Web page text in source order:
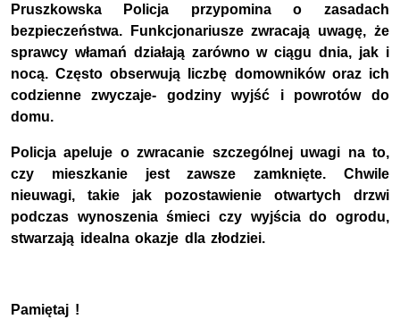
Pruszkowska Policja przypomina o zasadach
bezpieczeństwa. Funkcjonariusze zwracają uwagę, że
sprawcy włamań działają zarówno w ciągu dnia, jak i
nocą. Często obserwują liczbę domowników oraz ich
codzienne zwyczaje- godziny wyjść i powrotów do
domu.
Policja apeluje o zwracanie szczególnej uwagi na to,
czy mieszkanie jest zawsze zamknięte. Chwile
nieuwagi, takie jak pozostawienie otwartych drzwi
podczas wynoszenia śmieci czy wyjścia do ogrodu,
stwarzają idealna okazje dla złodziei.
Pamiętaj !